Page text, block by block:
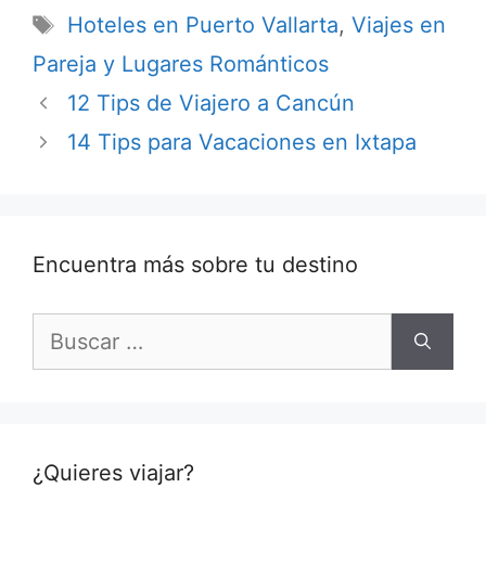
Etiquetas
Hoteles en Puerto Vallarta, Viajes en
Pareja y Lugares Románticos
12 Tips de Viajero a Cancún
14 Tips para Vacaciones en Ixtapa
Encuentra más sobre tu destino
¿Quieres viajar?